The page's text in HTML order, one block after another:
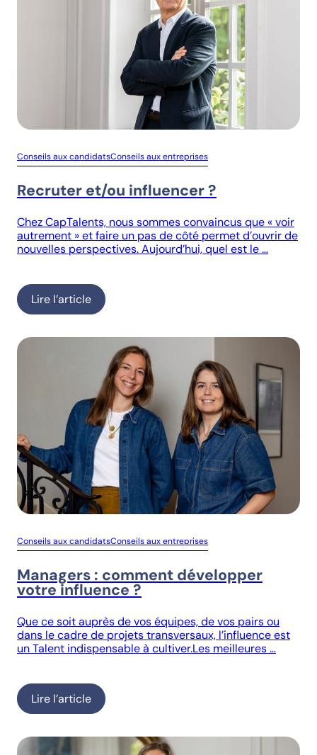
Conseils aux candidatsConseils aux entreprises
Recruter et/ou influencer ?
Chez CapTalents, nous sommes convaincus que « voir
autrement » et faire un pas de côté permet d’ouvrir de
nouvelles perspectives. Aujourd’hui, quel est le …
Lire l’article
Conseils aux candidatsConseils aux entreprises
Managers : comment développer
votre influence ?
Que ce soit auprès de vos équipes, de vos pairs ou
dans le cadre de projets transversaux, l’influence est
un Talent indispensable à cultiver.Les meilleures …
Lire l’article